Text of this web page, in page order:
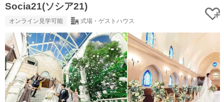
Socia21(ソシア21)
オンライン見学可能 式場・ゲストハウス